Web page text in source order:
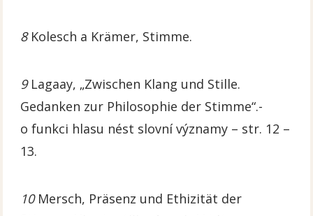
8Kolesch a Krämer, Stimme.
9Lagaay, „Zwischen Klang und Stille.
Gedanken zur Philosophie der Stimme“.-
o funkci hlasu nést slovní významy – str. 12 –
13.
10Mersch, Präsenz und Ethizität der